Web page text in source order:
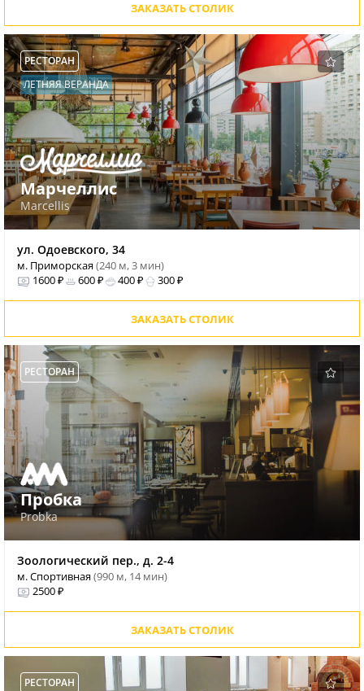
ЗАКАЗАТЬ СТОЛИК
РЕСТОРАН
ЛЕТНЯЯ ВЕРАНДА
Марчеллис
Marcellis
ул. Одоевского, 34
м. Приморская(240 м, 3 мин)
1600 ₽
600 ₽ 400 ₽ 300 ₽
ЗАКАЗАТЬ СТОЛИК
РЕСТОРАН
Пробка
Probka
Зоологический пер., д. 2-4
м. Спортивная(990 м, 14 мин)
2500 ₽
ЗАКАЗАТЬ СТОЛИК
РЕСТОРАН